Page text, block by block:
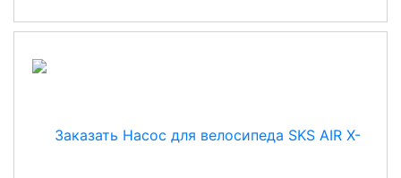
Насос для велосипеда PURO Карбоновый